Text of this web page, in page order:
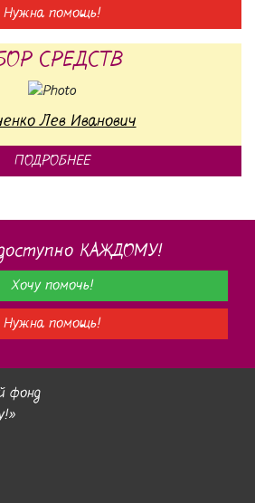
Нужна помощь!
СРЕДСТВ
Лев Иванович
ПОДРОБНЕЕ
КАЖДОМУ!
Хочу помочь!
Нужна помощь!
фонд